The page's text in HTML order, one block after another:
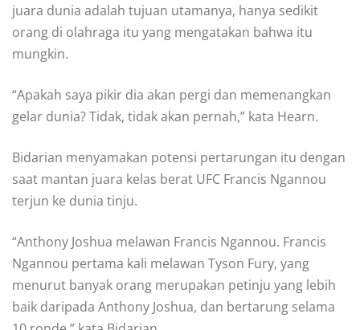
juara dunia adalah tujuan utamanya, hanya sedikit
orang di olahraga itu yang mengatakan bahwa itu
mungkin.
“Apakah saya pikir dia akan pergi dan memenangkan
gelar dunia? Tidak, tidak akan pernah,” kata Hearn.
Bidarian menyamakan potensi pertarungan itu dengan
saat mantan juara kelas berat UFC Francis Ngannou
terjun ke dunia tinju.
“Anthony Joshua melawan Francis Ngannou. Francis
Ngannou pertama kali melawan Tyson Fury, yang
menurut banyak orang merupakan petinju yang lebih
baik daripada Anthony Joshua, dan bertarung selama